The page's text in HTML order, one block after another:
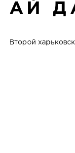
АЙ
Второй